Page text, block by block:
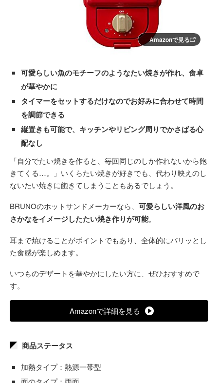
Amazonで見る
可愛らしい魚のモチーフのようなたい焼きが作れ、食卓
が華やかに
タイマーをセットするだけなのでお好みに合わせて時間
を調節できる
縦置きも可能で、キッチンやリビング周りでかさばる心
配なし
「自分でたい焼きを作ると、毎回同じのしか作れないから飽
きてくる…。」いくらたい焼きが好きでも、代わり映えのし
ないたい焼きに飽きてしまうこともあるでしょう。
BRUNOのホットサンドメーカーなら、 可愛らしい洋風のお
さかなをイメージしたたい焼き作りが可能。
耳まで焼けることがポイントでもあり、全体的にパリッとし
た食感が楽しめます。
いつものデザートを華やかにしたい方に、ぜひおすすめで
す。
Amazonで詳細を見る
商品ステータス
加熱タイプ：熱源一帯型